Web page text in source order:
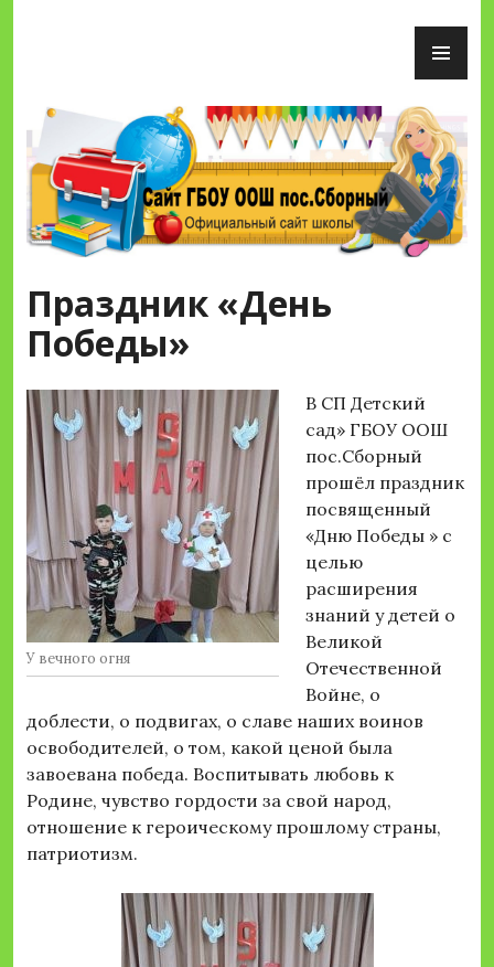
Сайт ГБОУ ООШ пос.Сборный
Праздник «День
Победы»
У вечного огня
В СП Детский
сад» ГБОУ ООШ
пос.Сборный
прошёл праздник
посвященный
«Дню Победы » с
целью
расширения
знаний у детей о
Великой
Отечественной
Войне, о
доблести, о подвигах, о славе наших воинов
освободителей, о том, какой ценой была
завоевана победа. Воспитывать любовь к
Родине, чувство гордости за свой народ,
отношение к героическому прошлому страны,
патриотизм.